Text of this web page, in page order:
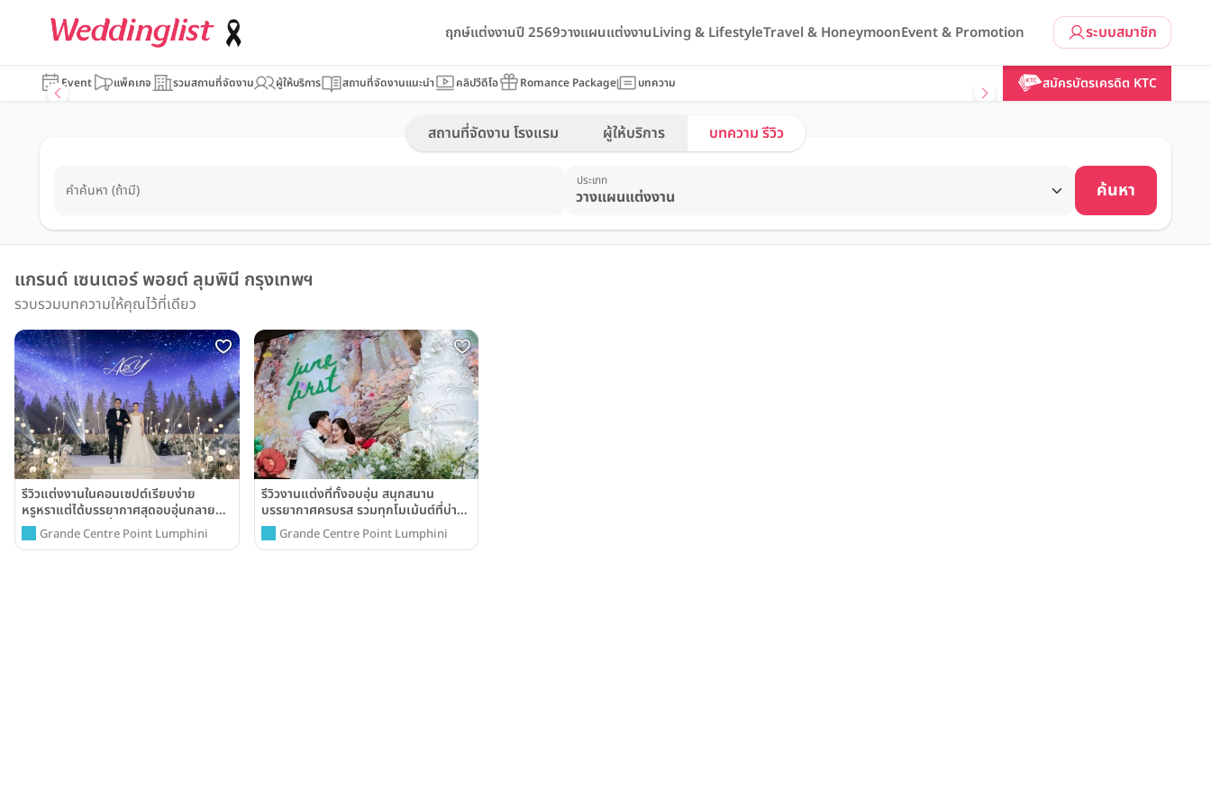
ระบบสมาชิก
ฤกษ์แต่งงานปี 2569วางแผนแต่งงานLiving & LifestyleTravel & HoneymoonEvent & Promotion
Event แพ็คเกจ รวมสถานที่จัดงาน ผู้ให้บริการ สถานที่จัดงานแนะนำ คลิปวีดีโอ Romance Package บทความ สมัครบัตรเครดิต KTC
สถานที่จัดงาน โรงแรม ผู้ให้บริการ บทความ รีวิว
คำค้นหา (ถ้ามี)
ประเภท ค้นหา
แกรนด์ เซนเตอร์ พอยต์ ลุมพินี กรุงเทพฯ
รวบรวมบทความให้คุณไว้ที่เดียว
รีวิวแต่งงานในคอนเซปต์เรียบง่าย
หรูหราแต่ได้บรรยากาศสุดอบอุ่นกลาย
เป็นความทรงจำที่ประทับใจไม่รู้ลืม
@Grande Centre Point Lumphini
Grande Centre Point Lumphini
รีวิวงานแต่งที่ทั้งอบอุ่น สนุกสนาน
บรรยากาศครบรส รวมทุกโมเม้นต์ที่บ่าว
สาวประทับใจ @Grande Centre Point
Lumphini Bangkok
Grande Centre Point Lumphini